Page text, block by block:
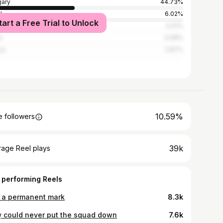
44.73%
6.02%
Republic
a Free Trial to Unlock
followers 10.59%
Reel plays 39k
performing Reels
a permanent mark 8.3k
could never put the squad down 7.6k